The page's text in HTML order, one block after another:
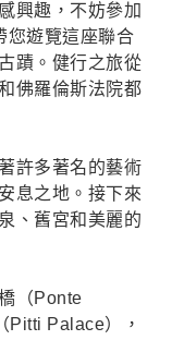
興趣，不妨參加
您遊覽這座聯合
蹟。健行之旅從
佛羅倫斯法院都
許多著名的藝術
息之地。接下來
、舊宮和美麗的
（Ponte
Pitti Palace），